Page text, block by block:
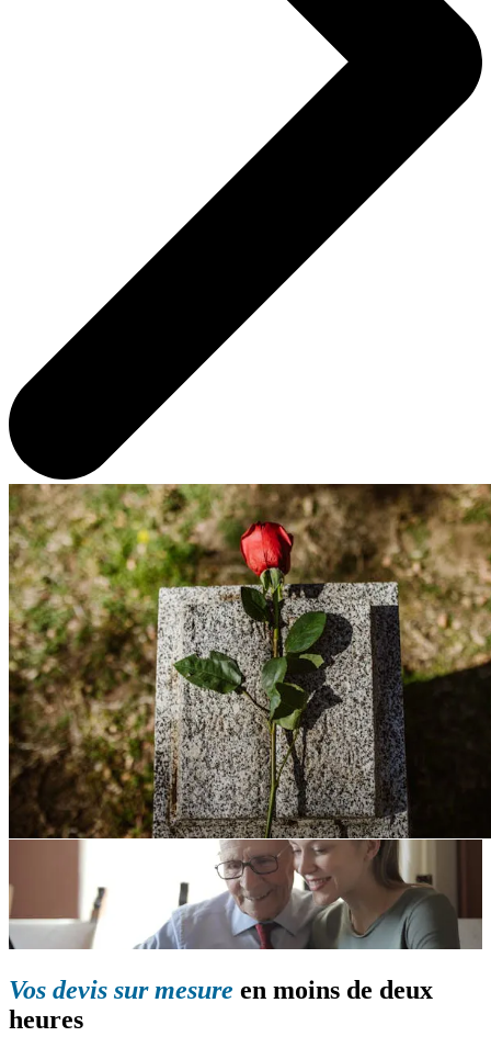
Vos devis sur mesure en moins de deux
heures